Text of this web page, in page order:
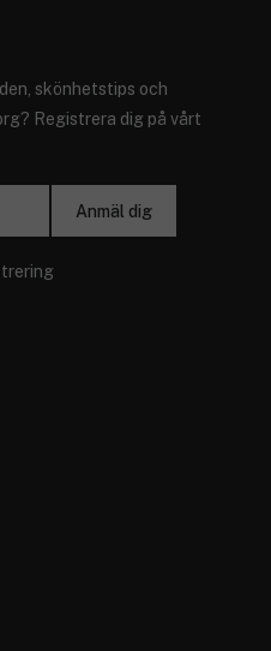
skönhetstips och
Registrera dig på vårt
Anmäl dig